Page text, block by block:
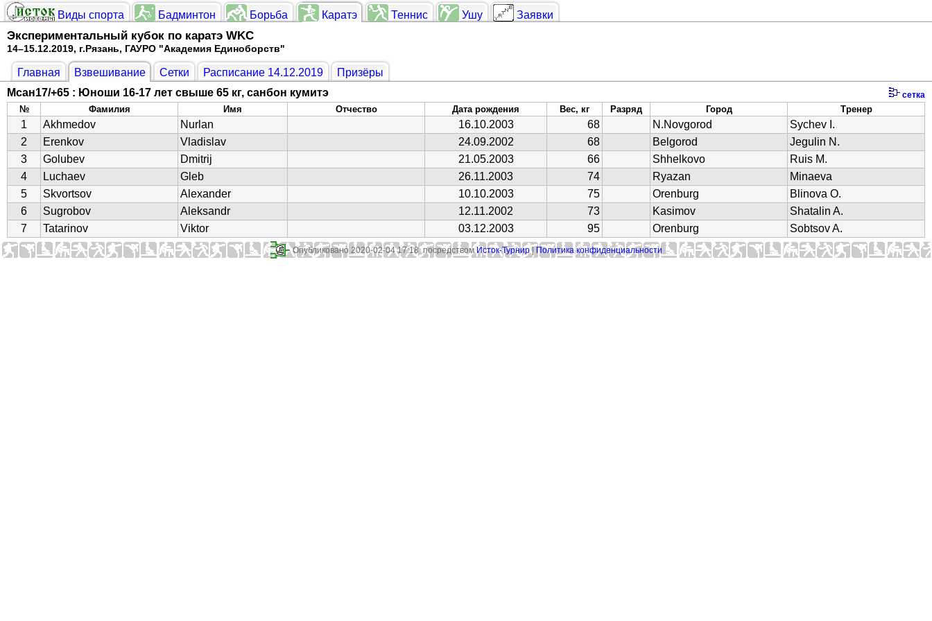
Виды спорта Бадминтон Борьба Каратэ Теннис Ушу Заявки
Экспериментальный кубок по каратэ WKC
14–15.12.2019, г.Рязань, ГАУРО "Академия Единоборств"
Главная Взвешивание Сетки Расписание 14.12.2019 Призёры
сетка
Мсан17/+65 : Юноши 16-17 лет свыше 65 кг, санбон кумитэ
№ Фамилия Имя Отчество Дата рождения Вес, кг Разряд Город Тренер
1 Akhmedov Nurlan 16.10.2003 68 N.Novgorod
Sychev I.
2
Erenkov Vladislav 24.09.2002 68 Belgorod
Jegulin N.
3
Golubev Dmitrij 21.05.2003 66 Shhelkovo
Ruis M.
4
Luchaev Gleb 26.11.2003 74 Ryazan
Minaeva
5
Skvortsov Alexander 10.10.2003 75 Orenburg
Blinova O.
6
Sugrobov Aleksandr 12.11.2002 73 Kasimov
Shatalin A.
7
Tatarinov Viktor 03.12.2003 95 Orenburg Sobtsov A.
Опубликовано 2020-02-04 17:18 посредствомИсток-Турнир| Политика конфиденциальности